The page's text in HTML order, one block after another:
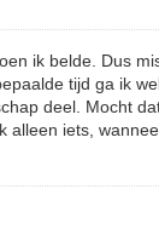
ik belde. Dus
tijd ga ik
deel. Mocht
alleen iets,